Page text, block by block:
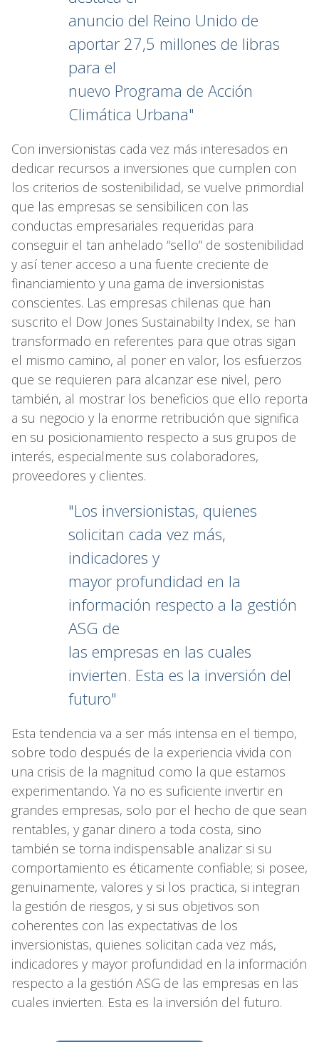
anuncio del Reino Unido de
aportar 27,5 millones de libras
para el
nuevo Programa de Acción
Climática Urbana"
Con inversionistas cada vez más interesados en
dedicar recursos a inversiones que cumplen con
los criterios de sostenibilidad, se vuelve primordial
que las empresas se sensibilicen con las
conductas empresariales requeridas para
conseguir el tan anhelado “sello” de sostenibilidad
y así tener acceso a una fuente creciente de
financiamiento y una gama de inversionistas
conscientes. Las empresas chilenas que han
suscrito el Dow Jones Sustainabilty Index, se han
transformado en referentes para que otras sigan
el mismo camino, al poner en valor, los esfuerzos
que se requieren para alcanzar ese nivel, pero
también, al mostrar los beneficios que ello reporta
a su negocio y la enorme retribución que significa
en su posicionamiento respecto a sus grupos de
interés, especialmente sus colaboradores,
proveedores y clientes.
"Los inversionistas, quienes
solicitan cada vez más,
indicadores y
mayor profundidad en la
información respecto a la gestión
ASG de
las empresas en las cuales
invierten. Esta es la inversión del
futuro"
Esta tendencia va a ser más intensa en el tiempo,
sobre todo después de la experiencia vivida con
una crisis de la magnitud como la que estamos
experimentando. Ya no es suficiente invertir en
grandes empresas, solo por el hecho de que sean
rentables, y ganar dinero a toda costa, sino
también se torna indispensable analizar si su
comportamiento es éticamente confiable; si posee,
genuinamente, valores y si los practica, si integran
la gestión de riesgos, y si sus objetivos son
coherentes con las expectativas de los
inversionistas, quienes solicitan cada vez más,
indicadores y mayor profundidad en la información
respecto a la gestión ASG de las empresas en las
cuales invierten. Esta es la inversión del futuro.